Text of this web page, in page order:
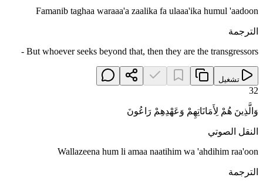
Famanib taghaa waraaa'a zaalika fa ulaaa'ika humul 'aadoon
الترجمة
But whoever seeks beyond that, then they are the transgressors -
تشغيل
32
وَالَّذِينَ هُمْ لِأَمَانَاتِهِمْ وَعَهْدِهِمْ رَاعُونَ
النقل الصوتي
Wallazeena hum li amaa naatihim wa 'ahdihim raa'oon
الترجمة